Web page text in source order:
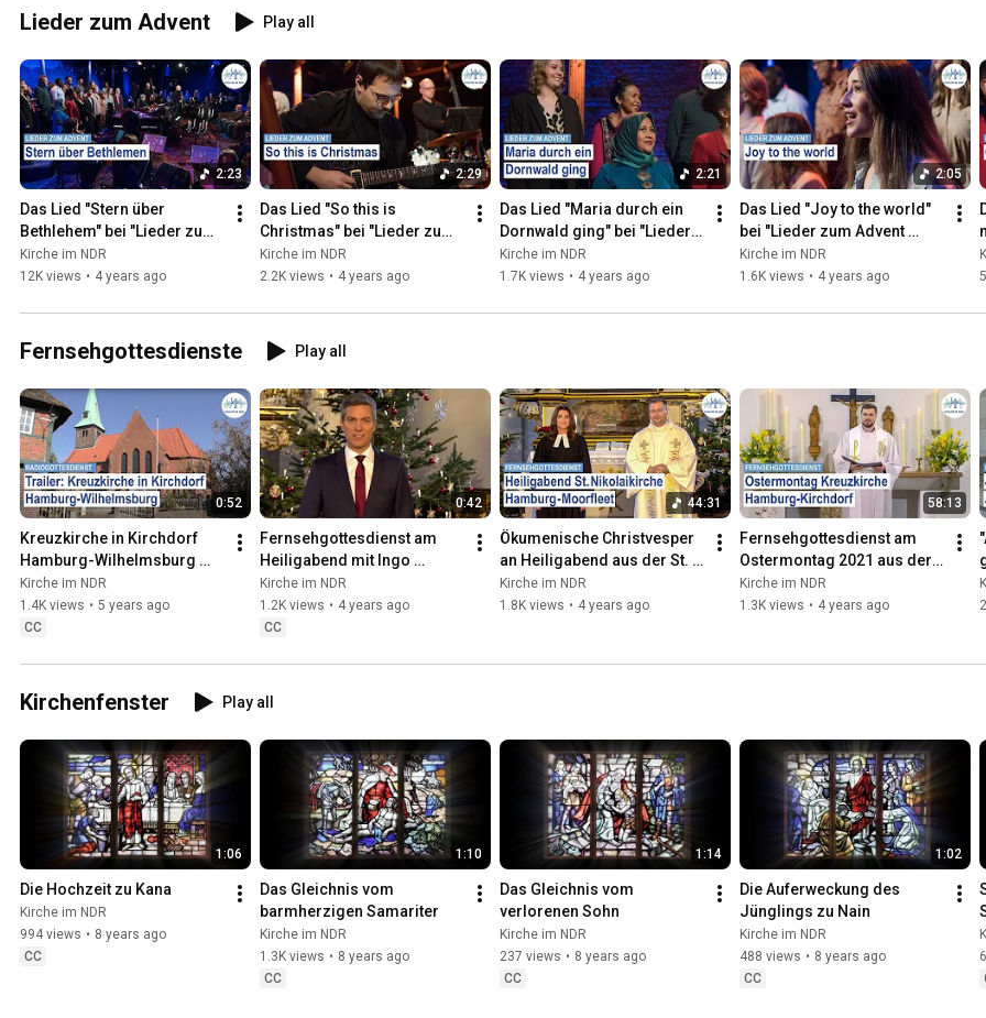
Lieder zum Advent Play all
2:23
Das Lied "Stern über
Bethlehem" bei "Lieder zum
Advent 2021" aus dem
Gruenspan in Hamburg.
Kirche im NDR
12K views • 4 years ago
2:29
Das Lied "So this is
Christmas" bei "Lieder zum
Advent 2021" aus dem
Gruenspan in Hamburg.
Kirche im NDR
2.2K views • 4 years ago
2:21
Das Lied "Maria durch ein
Dornwald ging" bei "Lieder
zum Advent 2021" aus dem
Gruenspan in Hamburg.
Kirche im NDR
1.7K views • 4 years ago
2:05
Das Lied "Joy to the world"
bei "Lieder zum Advent
2021" aus dem Grünspan in
Hamburg.
Kirche im NDR
1.6K views • 4 years ago
Fernsehgottesdienste Play all
0:52
Kreuzkirche in Kirchdorf
Hamburg-Wilhelmsburg
Fernsehgottesdienst am
Ostermontag (Trailer)
Kirche im NDR
1.4K views • 5 years ago
CC
0:42
Fernsehgottesdienst am
Heiligabend mit Ingo
Zamperoni (Trailer)
Kirche im NDR
1.2K views • 4 years ago
CC
44:31
Ökumenische Christvesper
an Heiligabend aus der St.
Nikolaikirche in Hamburg-
Moorfleet 2021
Kirche im NDR
1.8K views • 4 years ago
58:13
Fernsehgottesdienst am
Ostermontag 2021 aus der
Kreuzkirche in Hamburg-
Kirchdorf
Kirche im NDR
1.3K views • 4 years ago
Kirchenfenster Play all
1:06
Die Hochzeit zu Kana
Kirche im NDR
994 views • 8 years ago
CC
1:10
Das Gleichnis vom
barmherzigen Samariter
Kirche im NDR
1.3K views • 8 years ago
CC
1:14
Das Gleichnis vom
verlorenen Sohn
Kirche im NDR
237 views • 8 years ago
CC
1:02
Die Auferweckung des
Jünglings zu Nain
Kirche im NDR
488 views • 8 years ago
CC